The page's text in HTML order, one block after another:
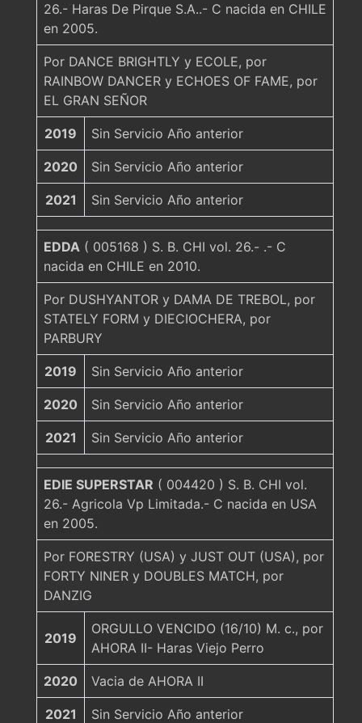
26.- Haras De Pirque S.A..- C nacida en CHILE
en 2005.
Por DANCE BRIGHTLY y ECOLE, por
RAINBOW DANCER y ECHOES OF FAME, por
EL GRAN SEÑOR
2019 Sin Servicio Año anterior
2020 Sin Servicio Año anterior
2021 Sin Servicio Año anterior
EDDA ( 005168 ) S. B. CHI vol. 26.- .- C
nacida en CHILE en 2010.
Por DUSHYANTOR y DAMA DE TREBOL, por
STATELY FORM y DIECIOCHERA, por
PARBURY
2019 Sin Servicio Año anterior
2020 Sin Servicio Año anterior
2021 Sin Servicio Año anterior
EDIE SUPERSTAR ( 004420 ) S. B. CHI vol.
26.- Agricola Vp Limitada.- C nacida en USA
en 2005.
Por FORESTRY (USA) y JUST OUT (USA), por
FORTY NINER y DOUBLES MATCH, por
DANZIG
2019
ORGULLO VENCIDO (16/10) M. c., por
AHORA II- Haras Viejo Perro
2020 Vacia de AHORA II
2021 Sin Servicio Año anterior